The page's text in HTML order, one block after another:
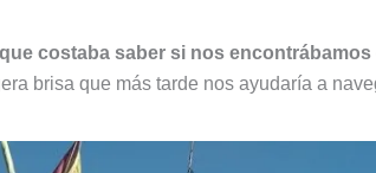
costaba saber si nos
brisa que más tarde nos ayudaría a